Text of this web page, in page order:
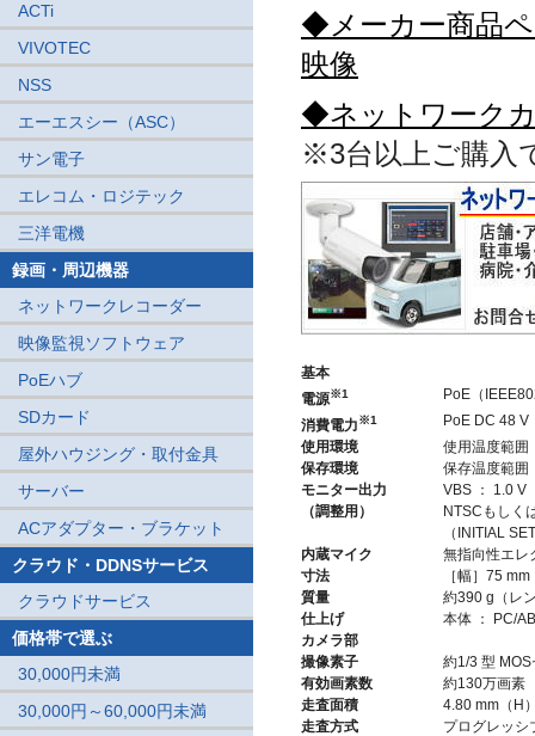
ACTi
VIVOTEC
NSS
エーエスシー（ASC）
サン電子
エレコム・ロジテック
三洋電機
録画・周辺機器
ネットワークレコーダー
映像監視ソフトウェア
PoEハブ
SDカード
屋外ハウジング・取付金具
サーバー
ACアダプター・ブラケット
クラウド・DDNSサービス
クラウドサービス
価格帯で選ぶ
30,000円未満
30,000円～60,000円未満
◆メーカー商品
映像
◆ネットワーク
※3台以上ご購入
基本
電源※1
PoE（
消費電力※1
PoE DC 48 V
使用環境
使用温度範囲
保存環境
保存温度範囲
モニター出力
（調整用）
VBS ： 1.0 V
NTSCもしく
（INITIAL
内蔵マイク
無指向性エレ
寸法
［幅］75
質量
約390 g（レ
仕上げ
本体 ： PC/
カメラ部
撮像素子
約1/3 型
有効画素数
約130万画素
走査面積
4.80 mm（H
走査方式
プログレッシ